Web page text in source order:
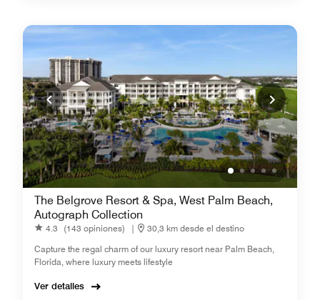
The Belgrove Resort & Spa, West Palm Beach,
Autograph Collection
4.3 (143 opiniones) |
30,3 km desde el destino
Capture the regal charm of our luxury resort near Palm Beach,
Florida, where luxury meets lifestyle
Ver detalles